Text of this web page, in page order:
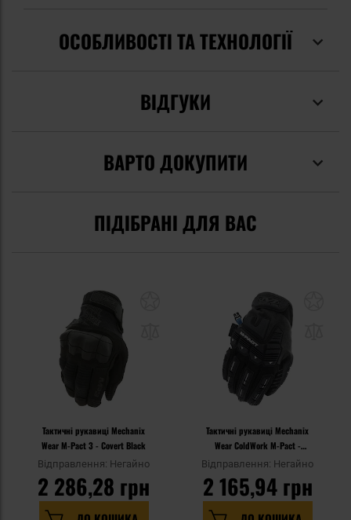
ОСОБЛИВОСТІ ТА ТЕХНОЛОГІЇ
ВІДГУКИ
ВАРТО ДОКУПИТИ
ПІДІБРАНІ ДЛЯ ВАС
Тактичні рукавиці Mechanix
Wear M-Pact 3 - Covert Black
Відправлення: Негайно
2 286,28 грн
Тактичні рукавиці Mechanix
Wear ColdWork M-Pact -
Black/Grey
Відправлення: Негайно
2 165,94 грн